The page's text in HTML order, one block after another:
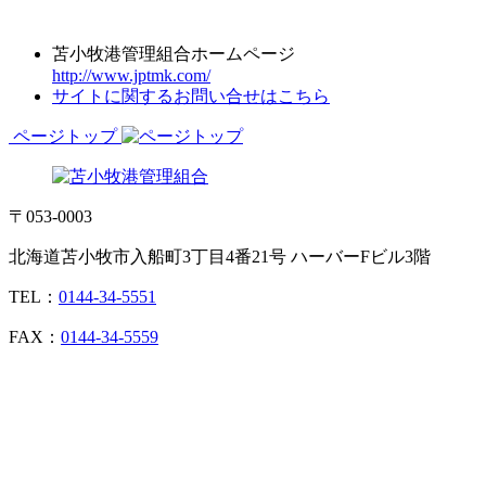
苫小牧港管理組合ホームページ
http://www.jptmk.com/
サイトに関するお問い合せはこちら
ページトップ
〒053-0003
北海道苫小牧市入船町3丁目4番21号 ハーバーFビル3階
TEL： 0144-34-5551
FAX： 0144-34-5559